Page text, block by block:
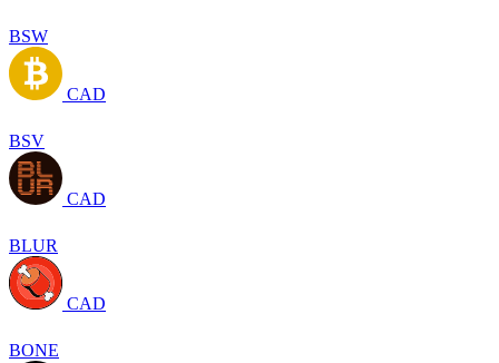
BSW
CAD
BSV
CAD
BLUR
CAD
BONE